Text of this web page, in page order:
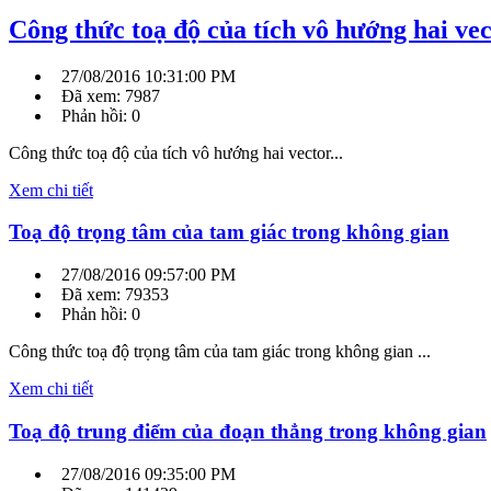
Công thức toạ độ của tích vô hướng hai
27/08/2016 10:31:00 PM
Đã xem: 7987
Phản hồi: 0
Công thức toạ độ của tích vô hướng hai vector...
Xem chi tiết
Toạ độ trọng tâm của tam giác trong không gian
27/08/2016 09:57:00 PM
Đã xem: 79353
Phản hồi: 0
Công thức toạ độ trọng tâm của tam giác trong không gian ...
Xem chi tiết
Toạ độ trung điểm của đoạn thẳng trong không gian
27/08/2016 09:35:00 PM